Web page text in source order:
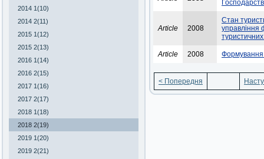
2014 1(10)
2014 2(11)
2015 1(12)
2015 2(13)
2016 1(14)
2016 2(15)
2017 1(16)
2017 2(17)
2018 1(18)
2018 2(19)
2019 1(20)
2019 2(21)
Article 2008
Стан
управління
Article 2008 Формування
< Попередня